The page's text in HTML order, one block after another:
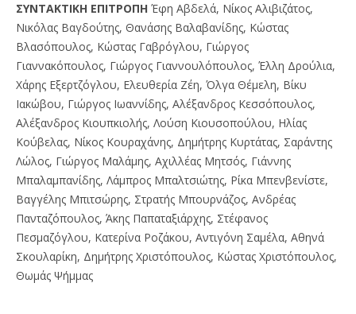
ΣYNTAKTIKH EΠITPOΠH Έφη Αβδελά, Νίκος Αλιβιζάτος,
Νικόλας Βαγδούτης, Θανάσης Βαλαβανίδης, Κώστας
Βλασόπουλος, Κώστας Γαβρόγλου, Γιώργος
Γιαννακόπουλος, Γιώργος Γιαννουλόπουλος, Έλλη Δρούλια,
Χάρης Εξερτζόγλου, Ελευθερία Ζέη, Όλγα Θέμελη, Βίκυ
Ιακώβου, Γιώργος Ιωαννίδης, Αλέξανδρος Κεσσόπουλος,
Αλέξανδρος Κιουπκιολής, Λούση Κιουσοπούλου, Ηλίας
Κούβελας, Νίκος Κουραχάνης, Δημήτρης Κυρτάτας, Σαράντης
Λώλος, Γιώργος Μαλάμης, Αχιλλέας Μητσός, Γιάννης
Μπαλαμπανίδης, Λάμπρος Μπαλτσιώτης, Ρίκα Μπενβενίστε,
Βαγγέλης Μπιτσώρης, Στρατής Μπουρνάζος, Ανδρέας
Πανταζόπουλος, Άκης Παπαταξιάρχης, Στέφανος
Πεσμαζόγλου, Κατερίνα Ροζάκου, Αντιγόνη Σαμέλα, Αθηνά
Σκουλαρίκη, Δημήτρης Χριστόπουλος, Κώστας Χριστόπουλος,
Θωμάς Ψήμμας